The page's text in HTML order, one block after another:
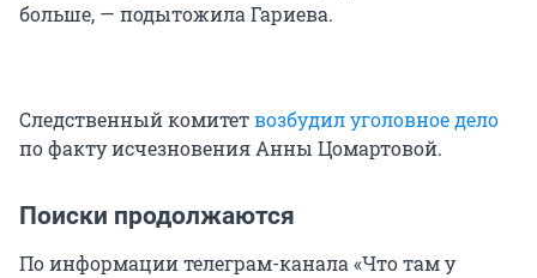
больше, — подытожила Гариева.
Следственный комитетвозбудил уголовное дело
по факту исчезновения Анны Цомартовой.
Поиски продолжаются
По информации телеграм-канала «Что там у